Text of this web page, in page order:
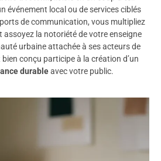
événement local ou de services ciblés
de communication, vous multipliez
assoyez la notoriété de votre enseigne
urbaine attachée à ses acteurs de
conçu participe à la création d’un
durableavec votre public.